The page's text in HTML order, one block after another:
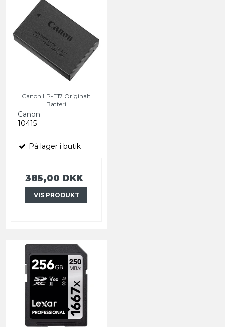
Canon LP-E17 Originalt
Batteri
Canon
10415
På lager i butik
385,00 DKK
VIS PRODUKT